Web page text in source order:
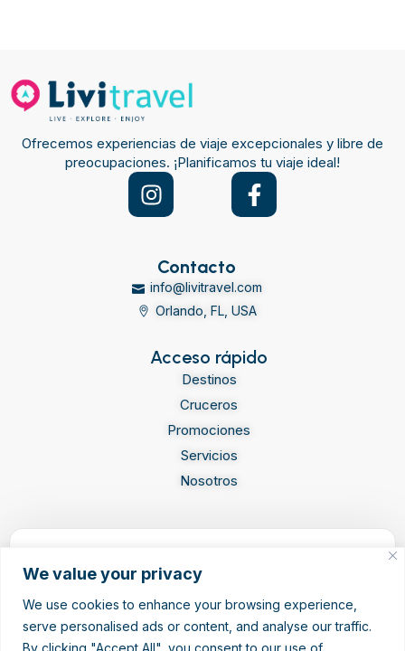
We value your privacy
We use cookies to enhance your browsing experience,
serve personalised ads or content, and analyse our traffic.
By clicking "Accept All", you consent to our use of
Ofrecemos experiencias de viaje excepcionales y libre de
preocupaciones. ¡Planificamos tu viaje ideal!
Contacto
info@livitravel.com
Orlando, FL, USA
Acceso rápido
Destinos
Cruceros
Promociones
Servicios
Nosotros
Newsletter
Únete a nuestra comunidad de viajeros y recibe CONTENIDO
EXCLUSIVO, NOVEDADES y PROMOS